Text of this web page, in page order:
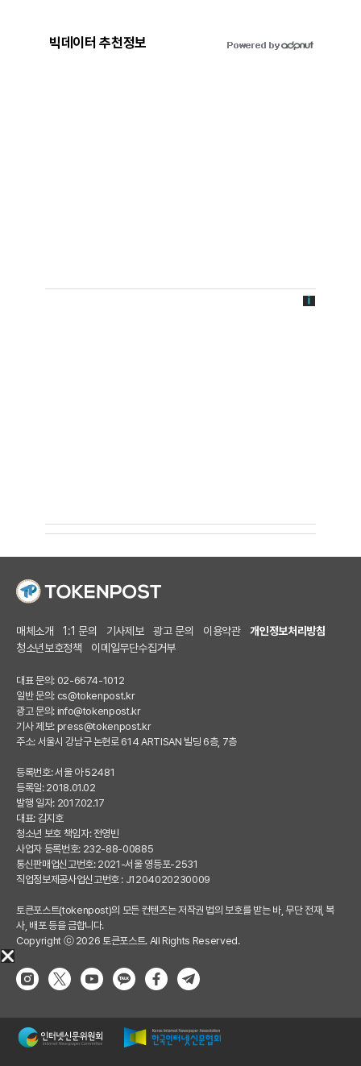
빅데이터 추천정보
매체소개 1:1 문의 기사제보 광고 문의 이용약관
개인정보처리방침
청소년보호정책
이메일무단수집거부
대표 문의: 02-6674-1012
일반 문의: cs@tokenpost.kr
광고 문의: info@tokenpost.kr
기사 제보: press@tokenpost.kr
주소: 서울시 강남구 논현로 614 ARTISAN 빌딩 6층, 7층
등록번호: 서울 아 52481
등록일: 2018.01.02
발행 일자: 2017.02.17
대표: 김지호
청소년 보호 책임자: 전영빈
사업자 등록번호: 232-88-00885
통신판매업신고번호: 2021-서울 영등포-2531
직업정보제공사업신고번호 : J1204020230009
토큰포스트(tokenpost)의 모든 컨텐츠는 저작권 법의 보호를 받는 바, 무단 전재, 복
사, 배포 등을 금합니다.
Copyright ⓒ 2026 토큰포스트. All Rights Reserved.